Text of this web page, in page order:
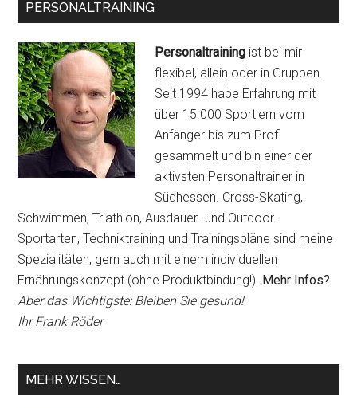
PERSONALTRAINING
Personaltraining ist bei mir
flexibel, allein oder in Gruppen.
Seit 1994 habe Erfahrung mit
über 15.000 Sportlern vom
Anfänger bis zum Profi
gesammelt und bin einer der
aktivsten Personaltrainer in
Südhessen. Cross-Skating,
Schwimmen, Triathlon, Ausdauer- und Outdoor-
Sportarten, Techniktraining und Trainingspläne sind meine
Spezialitäten, gern auch mit einem individuellen
Ernährungskonzept (ohne Produktbindung!). Mehr Infos?
Aber das Wichtigste: Bleiben Sie gesund!
Ihr Frank Röder
MEHR WISSEN…